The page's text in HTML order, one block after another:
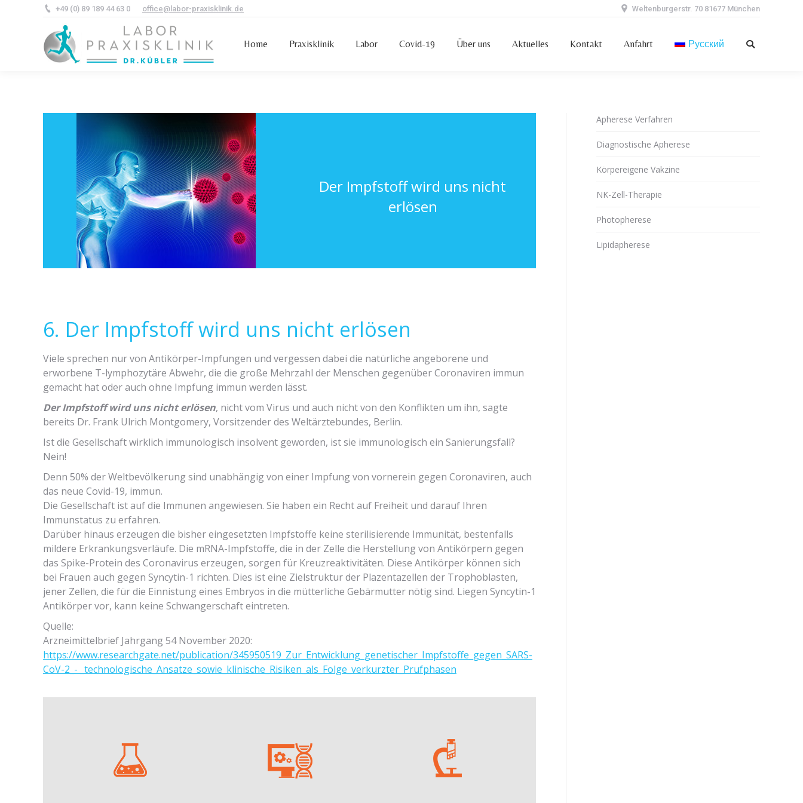
+49 (0) 89 189 44 63 0 office@labor-praxisklinik.de Weltenburgerstr. 70 81677 München
Home Praxisklinik Labor Covid-19 Über uns Aktuelles Kontakt Anfahrt Русский Поиск
Der Impfstoff wird uns nicht
erlösen
6. Der Impfstoff wird uns nicht erlösen
Viele sprechen nur von Antikörper-Impfungen und vergessen dabei die natürliche angeborene und
erworbene T-lymphozytäre Abwehr, die die große Mehrzahl der Menschen gegenüber Coronaviren immun
gemacht hat oder auch ohne Impfung immun werden lässt.
Der Impfstoff wird uns nicht erlösen, nicht vom Virus und auch nicht von den Konflikten um ihn, sagte
bereits Dr. Frank Ulrich Montgomery, Vorsitzender des Weltärztebundes, Berlin.
Ist die Gesellschaft wirklich immunologisch insolvent geworden, ist sie immunologisch ein Sanierungsfall?
Nein!
Denn 50% der Weltbevölkerung sind unabhängig von einer Impfung von vornerein gegen Coronaviren, auch
das neue Covid-19, immun.
Die Gesellschaft ist auf die Immunen angewiesen. Sie haben ein Recht auf Freiheit und darauf Ihren
Immunstatus zu erfahren.
Darüber hinaus erzeugen die bisher eingesetzten Impfstoffe keine sterilisierende Immunität, bestenfalls
mildere Erkrankungsverläufe. Die mRNA-Impfstoffe, die in der Zelle die Herstellung von Antikörpern gegen
das Spike-Protein des Coronavirus erzeugen, sorgen für Kreuzreaktivitäten. Diese Antikörper können sich
bei Frauen auch gegen Syncytin-1 richten. Dies ist eine Zielstruktur der Plazentazellen der Trophoblasten,
jener Zellen, die für die Einnistung eines Embryos in die mütterliche Gebärmutter nötig sind. Liegen Syncytin-1
Antikörper vor, kann keine Schwangerschaft eintreten.
Quelle:
Arzneimittelbrief Jahrgang 54 November 2020:
https://www.researchgate.net/publication/345950519_Zur_Entwicklung_genetischer_Impfstoffe_gegen_SARS-
CoV-2_- _technologische_Ansatze_sowie_klinische_Risiken_als_Folge_verkurzter_Prufphasen
Apherese Verfahren
Diagnostische Apherese
Körpereigene Vakzine
NK-Zell-Therapie
Photopherese
Lipidapherese